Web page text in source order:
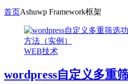
首页Ashuwp Framework框架
WEB技术
wordpress自定义多重